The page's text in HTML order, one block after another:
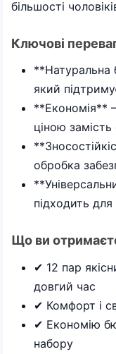
більшості
Ключові
**Натуральна
який
**Економія**
ціною
обробка
підходить для
Що ви
✔ 12 пар
довгий час
✔ Комфорт і
✔ Економію
набору